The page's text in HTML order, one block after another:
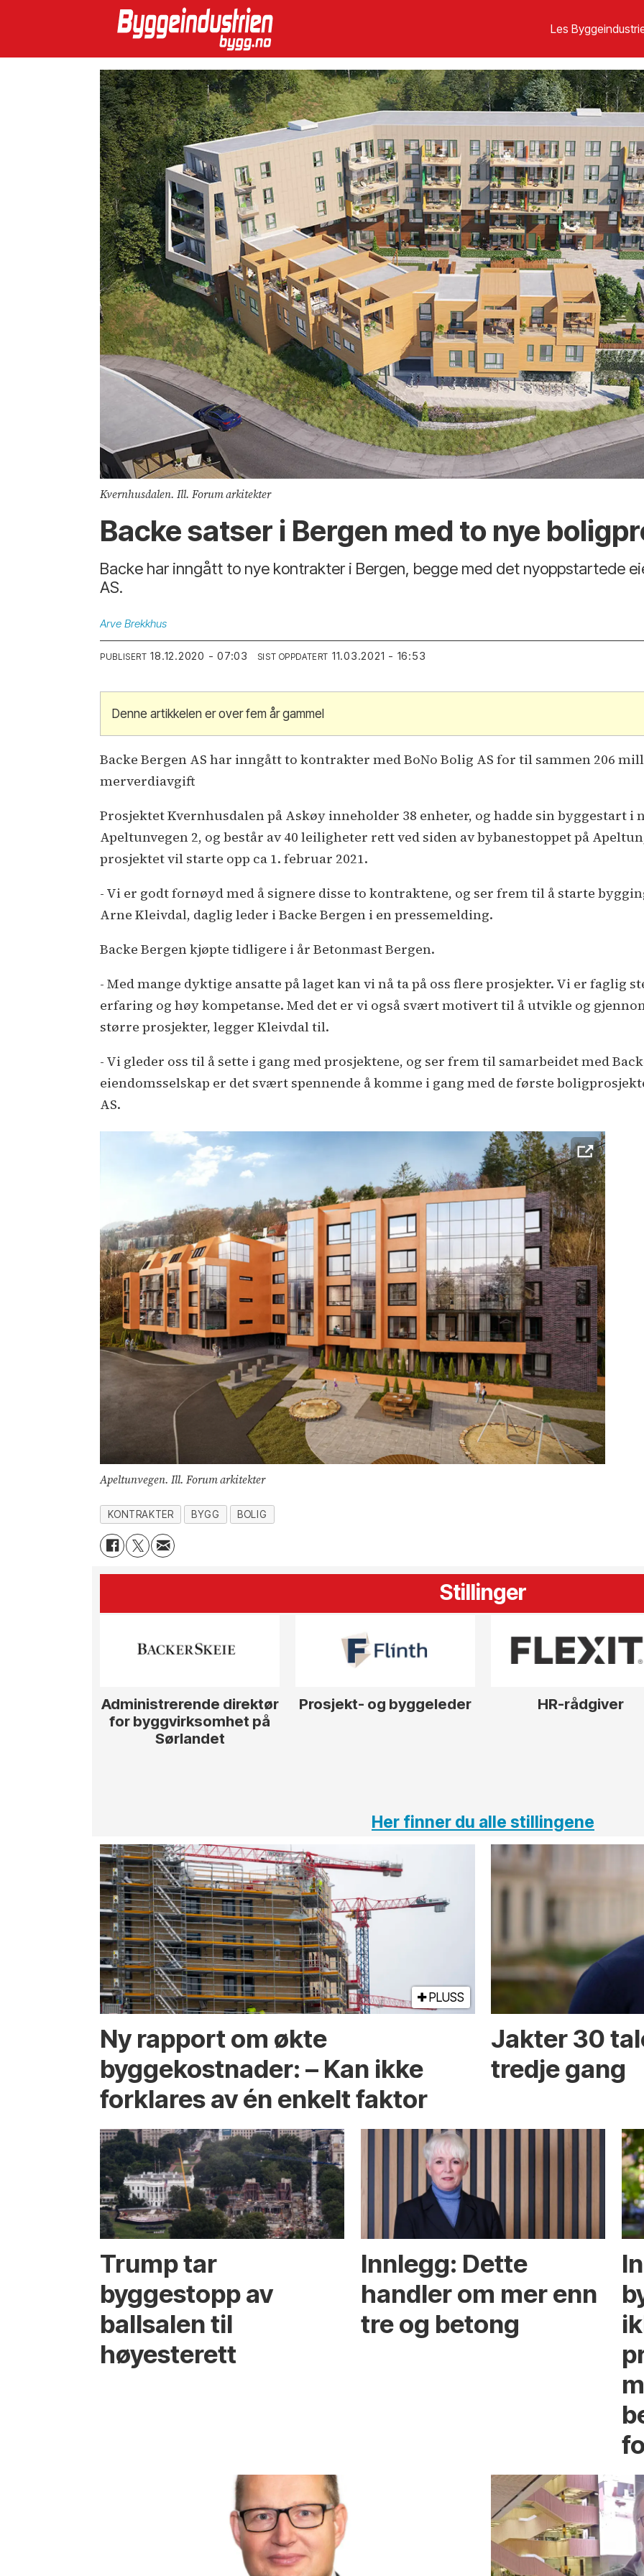
Les
Kvernhusdalen. Ill. Forum arkitekter
Backe satser i Bergen med to nye
Backe har inngått to nye kontrakter i Bergen, begge med det nyoppstartede
AS.
Arve Brekkhus
PUBLISERT 18.12.2020 - 07:03 SIST OPPDATERT 11.03.2021 - 16:53
Denne artikkelen er over fem år gammel
Backe Bergen AS har inngått to kontrakter med BoNo Bolig AS for til sammen 206
merverdiavgift
Prosjektet Kvernhusdalen på Askøy inneholder 38 enheter, og hadde sin byggestart i
Apeltunvegen 2, og består av 40 leiligheter rett ved siden av bybanestoppet på
prosjektet vil starte opp ca 1. februar 2021.
- Vi er godt fornøyd med å signere disse to kontraktene, og ser frem til å starte
Arne Kleivdal, daglig leder i Backe Bergen i en pressemelding.
Backe Bergen kjøpte tidligere i år Betonmast Bergen.
- Med mange dyktige ansatte på laget kan vi nå ta på oss flere prosjekter. Vi er faglig
erfaring og høy kompetanse. Med det er vi også svært motivert til å utvikle og
større prosjekter, legger Kleivdal til.
- Vi gleder oss til å sette i gang med prosjektene, og ser frem til samarbeidet med
eiendomsselskap er det svært spennende å komme i gang med de første
AS.
Apeltunvegen. Ill. Forum arkitekter
KONTRAKTER BYGG BOLIG
Stillinger
Administrerende direktør
for byggvirksomhet på
Sørlandet
Prosjekt- og byggeleder HR-rådgiver
Her finner du alle stillingene
PLUSS
Ny rapport om økte
byggekostnader: – Kan ikke
forklares av én enkelt faktor
Jakter 30
tredje gang
Trump tar
byggestopp av
ballsalen til
høyesterett
Innlegg: Dette
handler om mer enn
tre og betong